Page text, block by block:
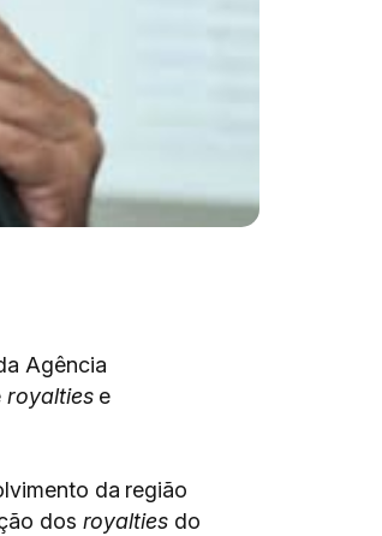
Agência
royaltiese
da região
dos royaltiesdo